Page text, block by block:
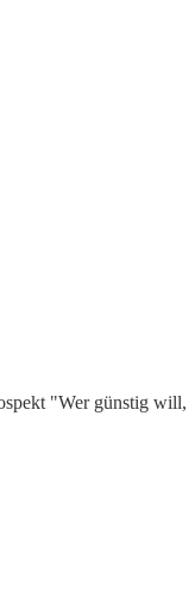
"Wer günstig will,